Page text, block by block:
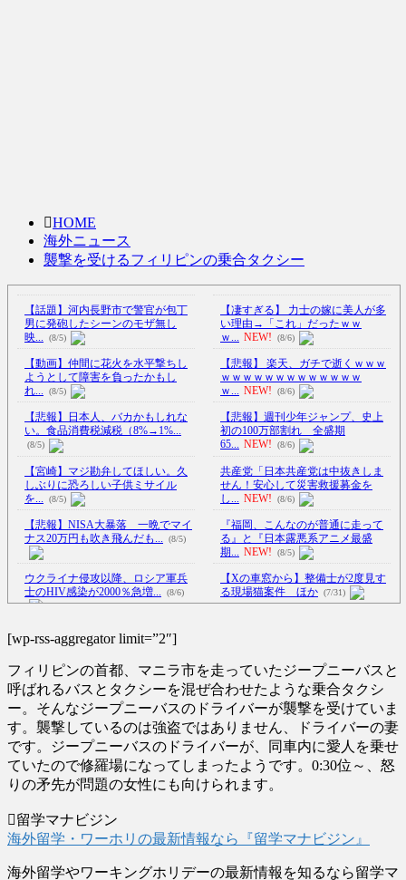
HOME
海外ニュース
襲撃を受けるフィリピンの乗合タクシー
【話題】河内長野市で警官が包丁
男に発砲したシーンのモザ無し
映...
(8/5)
【動画】仲間に花火を水平撃ちし
ようとして障害を負ったかもし
れ...
(8/5)
【悲報】日本人、バカかもしれな
い。食品消費税減税（8%→1%...
(8/5)
【宮崎】マジ勘弁してほしい。久
しぶりに恐ろしい子供ミサイル
を...
(8/5)
【悲報】NISA大暴落 一晩でマイ
ナス20万円も吹き飛んだも...
(8/5)
ウクライナ侵攻以降、ロシア軍兵
士のHIV感染が2000％急増...
(8/6)
李在明大統領、日本原爆投下80周
年…「平和の価値をより堅固に...
「ロシアによるハンティングだ」
ドローンがウクライナの民間人
を...
NEW! (8/6)
鈴木紗理奈「ボランティアはもち
ろんだが、今熊本へ旅行に行く
こ... NEW! (8/5)
【悲報】ショートスリーパー堀、
バ... NEW! (8/5)
5chの北斗の拳強さランキング、完
【凄すぎる】 力士の嫁に美人が多
い理由→「これ」だったｗｗ
ｗ...
NEW! (8/6)
【悲報】 楽天、ガチで逝くｗｗｗ
ｗｗｗｗｗｗｗｗｗｗｗｗｗ
ｗ... NEW! (8/6)
【悲報】週刊少年ジャンプ、史上
初の100万部割れ 全盛期
65... NEW! (8/6)
共産党「日本共産党は中抜きしま
せん！安心して災害救援募金を
し...
NEW! (8/6)
『福岡、こんなのが普通に走って
る』と『日本露悪系アニメ最盛
期...
NEW! (8/5)
【Xの車窓から】整備士が2度見す
る現場猫案件 ほか (7/31)
のフィギュアがヤバすぎる...
(5/20)
海外「この少年にとって忘れられ
ない経験になったな」危険な手
術...
(5/20)
うちのネコが目の前にいた。私が
上に物を投げるフリをする → ...
(5/20)
ML2度目のサヨナラ爆発！4打数...
(5/20)
【GIF】JSのカンチョーワロタ
[wp-rss-aggregator limit=”2″]
フィリピンの首都、マニラ市を走っていたジープニーバスと
呼ばれるバスとタクシーを混ぜ合わせたような乗合タクシ
ー。そんなジープニーバスのドライバーが襲撃を受けていま
す。襲撃しているのは強盗ではありません、ドライバーの妻
です。ジープニーバスのドライバーが、同車内に愛人を乗せ
ていたので修羅場になってしまったようです。0:30位～、怒
りの矛先が問題の女性にも向けられます。
留学マナビジン
海外留学・ワーホリの最新情報なら『留学マナビジン』
海外留学やワーキングホリデーの最新情報を知るなら留学マ